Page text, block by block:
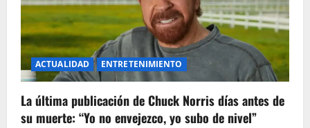
ACTUALIDAD ENTRETENIMIENTO
La última publicación de Chuck Norris días antes de
su muerte: “Yo no envejezco, yo subo de nivel”